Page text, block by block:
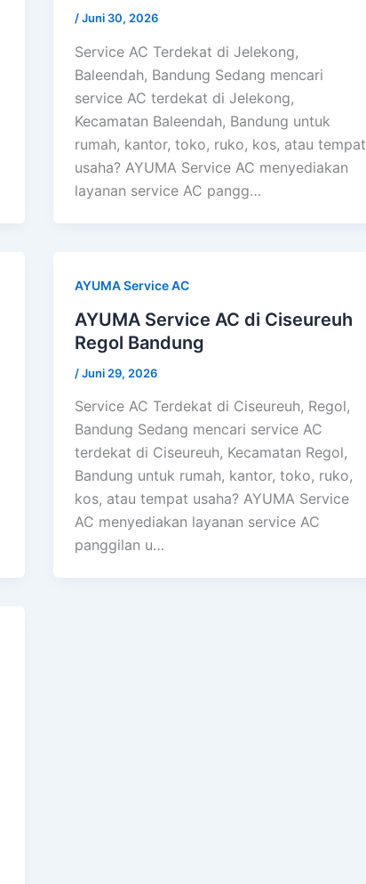
/Juni 30, 2026
Service AC Terdekat di Jelekong,
Baleendah, Bandung Sedang mencari
service AC terdekat di Jelekong,
Kecamatan Baleendah, Bandung untuk
rumah, kantor, toko, ruko, kos, atau tempat
usaha? AYUMA Service AC menyediakan
layanan service AC pangg…
AYUMA Service AC
AYUMA Service AC di Ciseureuh
Regol Bandung
/Juni 29, 2026
Service AC Terdekat di Ciseureuh, Regol,
Bandung Sedang mencari service AC
terdekat di Ciseureuh, Kecamatan Regol,
Bandung untuk rumah, kantor, toko, ruko,
kos, atau tempat usaha? AYUMA Service
AC menyediakan layanan service AC
panggilan u…